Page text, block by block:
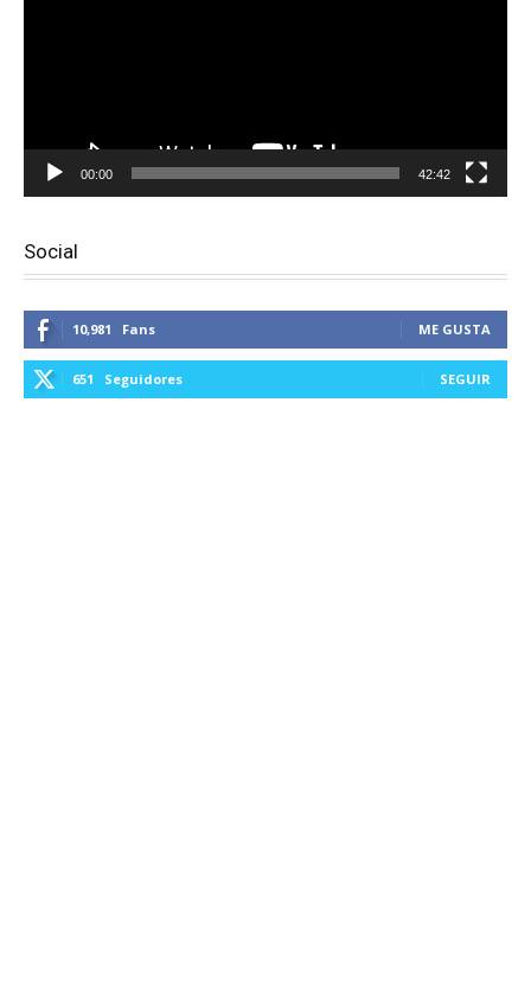
00:00 42:42
Social
10,981 Fans ME GUSTA
651 Seguidores SEGUIR